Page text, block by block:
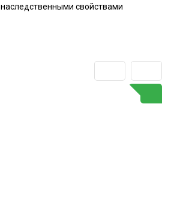
наследственными свойствами